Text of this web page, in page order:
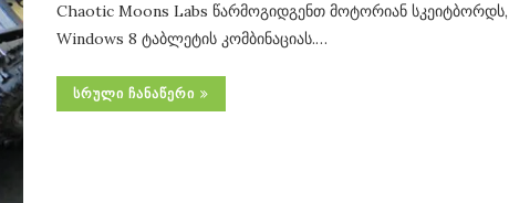
Chaotic Moons Labs წარმოგიდგენთ მოტორიან
Windows 8 ტაბლეტის კომბინაციას.…
ᲡᲠᲣᲚᲘ ᲩᲐᲜᲐᲬᲔᲠᲘ